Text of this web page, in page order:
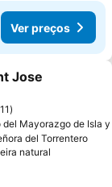
Ver preços
favoritos
Jose
del Mayorazgo de Isla y
del Torrentero
natural